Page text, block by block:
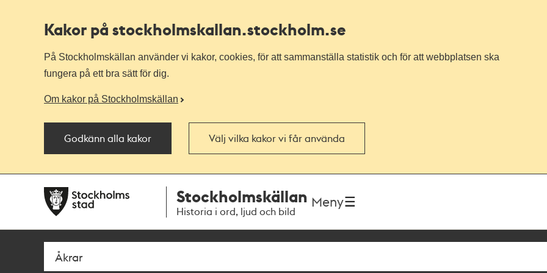
Kakor på stockholmskallan.stockholm.se
På Stockholmskällan använder vi kakor, cookies, för att sammanställa statistik och för att webbplatsen ska
fungera på ett bra sätt för dig.
Om kakor på Stockholmskällan
Godkänn alla kakor Välj vilka kakor vi får använda
navigationen
huvudinnehållet
Stockholmskällan
Historia i ord, ljud och bild
Meny
SökFritextsök